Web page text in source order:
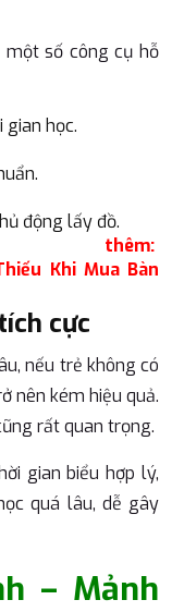
một số công cụ hỗ
học.
động lấy đồ.
Khi Mua Bàn
cực
nếu trẻ không có
nên kém hiệu quả.
rất quan trọng.
gian biểu hợp lý,
quá lâu, dễ gây
– Mảnh